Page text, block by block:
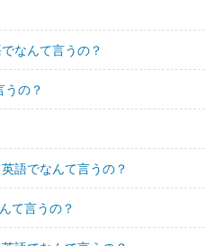
なんて言うの？
の？
語でなんて言うの？
て言うの？